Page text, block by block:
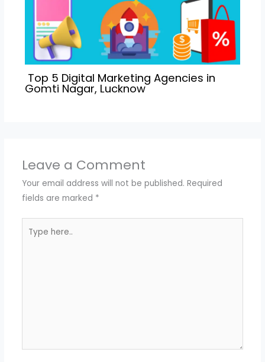
Top 5 Digital Marketing Agencies in
Gomti Nagar, Lucknow
Leave a Comment
Your email address will not be published. Required
fields are marked *
here..